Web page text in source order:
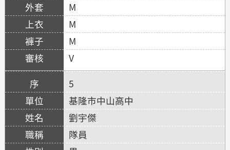
M
M
M
V
5
基隆市中山高中
劉宇傑
隊員